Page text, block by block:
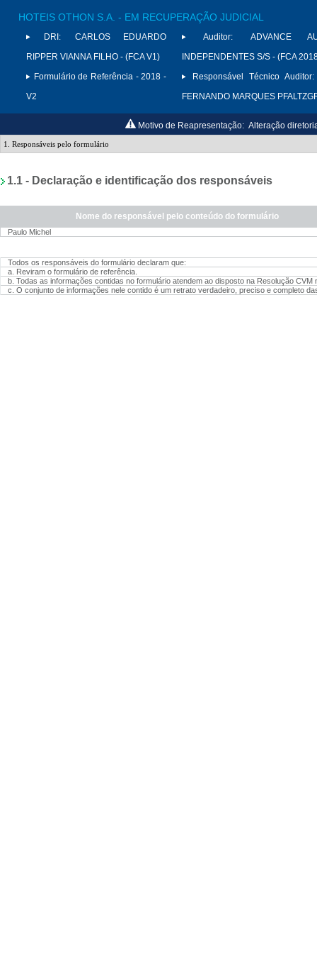
HOTEIS OTHON S.A. - EM RECUPERAÇÃO JUDICIAL
DRI:
CARLOS EDUARDO
RIPPER VIANNA FILHO - (FCA V1)
Formulário de Referência - 2018 -
V2
Auditor:
ADVANCE
INDEPENDENTES S/S - (FCA
Responsável Técnico Auditor:
FERNANDO MARQUES
Motivo de Reapresentação: Alteração